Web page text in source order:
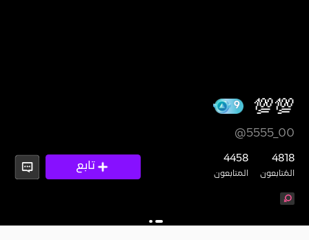
💯💯
@5555_00
4818
المُتابعون
4458
المتابعون
تابع